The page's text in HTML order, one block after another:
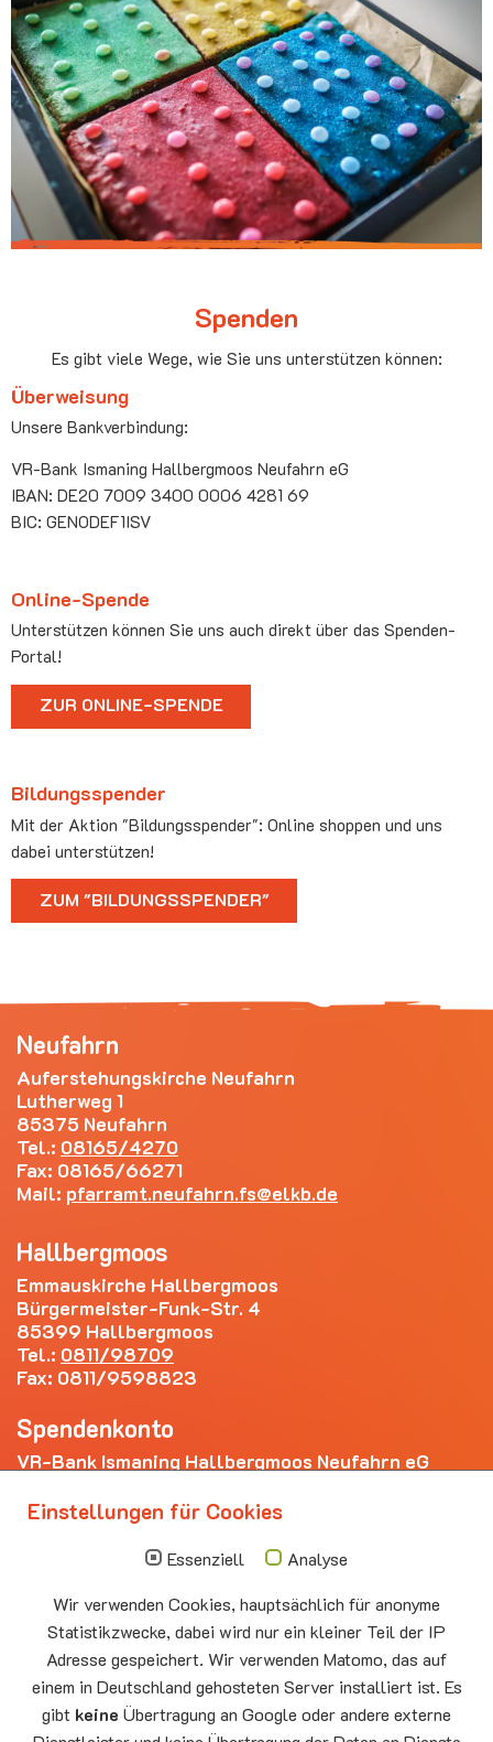
Spenden
Es gibt viele Wege, wie Sie uns unterstützen können:
Überweisung
Unsere Bankverbindung:
VR-Bank Ismaning Hallbergmoos Neufahrn eG
IBAN: DE20 7009 3400 0006 4281 69
BIC: GENODEF1ISV
Online-Spende
Unterstützen können Sie uns auch direkt über das Spenden-
Portal!
ZUR ONLINE-SPENDE
Bildungsspender
Mit der Aktion "Bildungsspender": Online shoppen und uns
dabei unterstützen!
ZUM "BILDUNGSSPENDER"
Neufahrn
Auferstehungskirche Neufahrn
Lutherweg 1
85375 Neufahrn
Tel.: 08165/4270
Fax: 08165/66271
Mail: pfarramt.neufahrn.fs elkb.de
Hallbergmoos
Emmauskirche Hallbergmoos
Bürgermeister-Funk-Str. 4
85399 Hallbergmoos
Tel.: 0811/98709
Fax: 0811/9598823
Spendenkonto
VR-Bank Ismaning Hallbergmoos Neufahrn eG
Die nächsten Termine
10.00 - 11.00
Auferstehungskirche Neufahrn
Montag
15.00 - 17.00
10.08
Senioren-Spieletreff Neufahrn
Auferstehungskirche Neufahrn
Einstellungen für Cookies
Essenziell
Analyse
Wir verwenden Cookies, hauptsächlich für anonyme
Statistikzwecke, dabei wird nur ein kleiner Teil der IP
Adresse gespeichert. Wir verwenden Matomo, das auf
einem in Deutschland gehosteten Server installiert ist. Es
gibt keine Übertragung an Google oder andere externe